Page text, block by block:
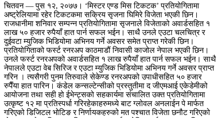
चितवन — पुस १२, २०७७। ‘मिस्टर एण्ड मिस टिकटक’ प्रतियोगितामा
अष्ट्रेलियामा रहेर टिकटकमा सक्रिय सृजना घिमिरे विजेता भएकी छिन।
राजधानीमा शनिवार सम्पन्न प्रतियोगितामा सृजनाले विजेताको अवार्डसहित १
लाख ५० हजार रुपैयाँ हात पार्न सफल भईन। साथै उनले एउटा चलचित्र र
दुईवटा म्युजिक भिडियोमा अभिनय गर्ने अवसर समेत प्राप्त गरेकी छिन।
प्रतियोगिताको फर्स्ट रनरअप काठमाडौं निवासी काजोल नेपाल भएकी छिन।
उनले फर्स्ट रनरअपको अवार्डसहित १ लाख रुपैयाँ हात पार्न सफल भईन। साथै
नेपालले एउटा वेब सिरिज र एउटा म्युजिक भिडियोमा अभिनय गर्ने अवसर प्राप्त
गरिन । त्यसैगरी पुनम तिरुवाले सेकेण्ड रनरअपको उपाधीसहित ५० हजार
रुपैँया हात पारिन। कंडेल कन्सल्टेन्सीको प्रस्तुतीमा द जीएमआई एकेडेमीको
आयोजना तथा सही हो ईभेन्ट्सको सहकार्यमा संचालित उक्त प्रतियोगितामा
उत्कृष्ट १२ मा प्रतिस्पर्धा गरिरहेकाहरुमध्ये बाट ग्लोवल अनलाईन पे मार्फत
गरिएको डिजिटल भोटिङ र निर्णायकहरुको मत पश्चात विजेता छनौट गरिएको